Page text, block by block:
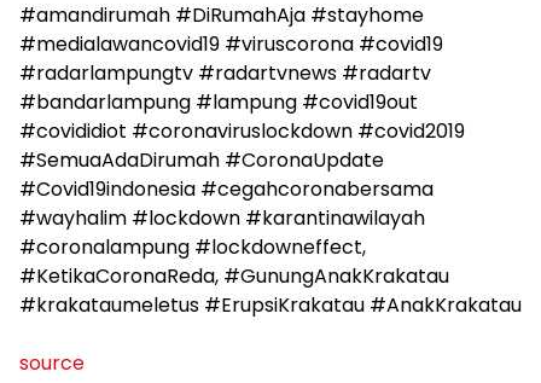
#amandirumah #DiRumahAja #stayhome
#medialawancovid19 #viruscorona #covid19
#radarlampungtv #radartvnews #radartv
#bandarlampung #lampung #covid19out
#covididiot #coronaviruslockdown #covid2019
#SemuaAdaDirumah #CoronaUpdate
#Covid19indonesia #cegahcoronabersama
#wayhalim #lockdown #karantinawilayah
#coronalampung #lockdowneffect,
#KetikaCoronaReda, #GunungAnakKrakatau
#krakataumeletus #ErupsiKrakatau #AnakKrakatau
source